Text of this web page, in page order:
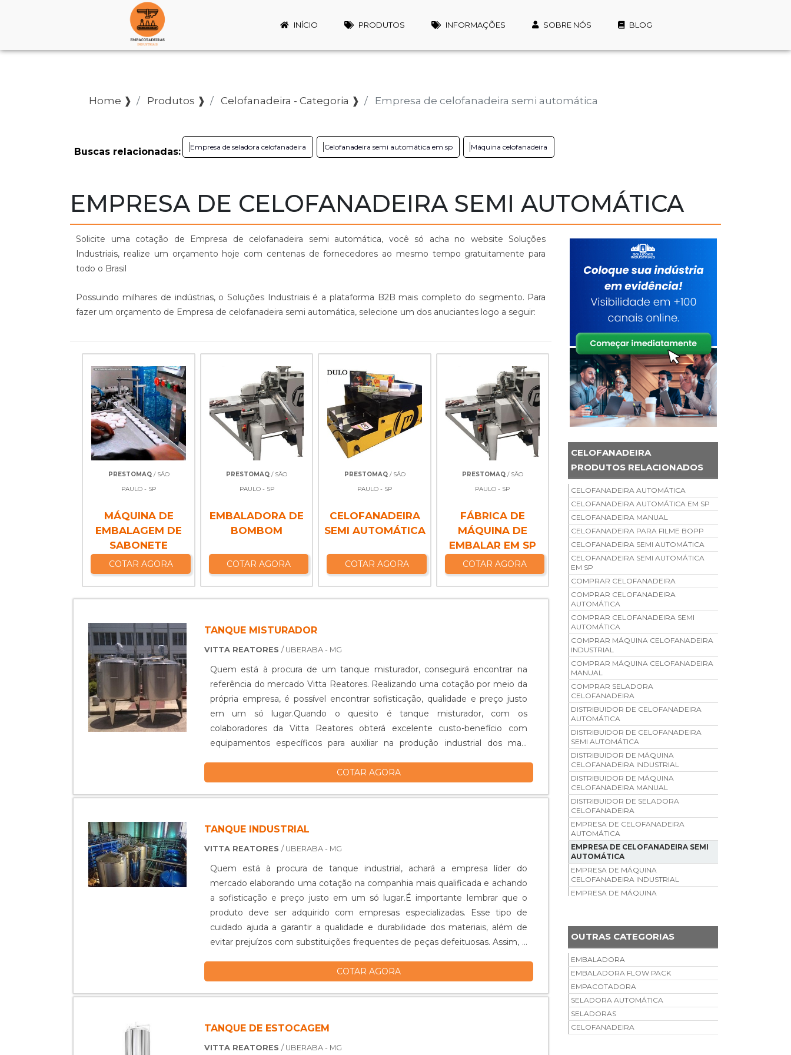
INÍCIO PRODUTOS INFORMAÇÕES SOBRE NÓS BLOG
Home ❱ Produtos ❱ Celofanadeira - Categoria ❱ Empresa de celofanadeira semi automática
Buscas relacionadas: Empresa de seladora celofanadeira Celofanadeira semi automática em sp Máquina celofanadeira
EMPRESA DE CELOFANADEIRA SEMI AUTOMÁTICA
Solicite uma cotação de Empresa de celofanadeira semi automática, você só acha no website Soluções
Industriais, realize um orçamento hoje com centenas de fornecedores ao mesmo tempo gratuitamente para
todo o Brasil
Possuindo milhares de indústrias, o Soluções Industriais é a plataforma B2B mais completo do segmento. Para
fazer um orçamento de Empresa de celofanadeira semi automática, selecione um dos anuciantes logo a seguir:
PRESTOMAQ/ SÃO
PAULO - SP
MÁQUINA DE
EMBALAGEM DE
SABONETE
COTAR AGORA
PRESTOMAQ / SÃO
PAULO - SP
EMBALADORA DE
BOMBOM
COTAR AGORA
PRESTOMAQ/ SÃO
PAULO - SP
CELOFANADEIRA
SEMI AUTOMÁTICA
COTAR AGORA
PRESTOMAQ/ SÃO
PAULO - SP
FÁBRICA DE
MÁQUINA DE
EMBALAR EM SP
COTAR AGORA
TANQUE MISTURADOR
VITTA REATORES / UBERABA - MG
Quem está à procura de um tanque misturador, conseguirá encontrar na
referência do mercado Vitta Reatores. Realizando uma cotação por meio da
própria empresa, é possível encontrar sofisticação, qualidade e preço justo
em um só lugar.Quando o quesito é tanque misturador, com os
colaboradores da Vitta Reatores obterá excelente custo-benefício com
equipamentos específicos para auxiliar na produção industrial dos mais
COTAR AGORA
TANQUE INDUSTRIAL
VITTA REATORES / UBERABA - MG
Quem está à procura de tanque industrial, achará a empresa líder do
mercado elaborando uma cotação na companhia mais qualificada e achando
a sofisticação e preço justo em um só lugar.É importante lembrar que o
produto deve ser adquirido com empresas especializadas. Esse tipo de
cuidado ajuda a garantir a qualidade e durabilidade dos materiais, além de
evitar prejuízos com substituições frequentes de peças defeituosas. Assim, é
COTAR AGORA
TANQUE DE ESTOCAGEM
VITTA REATORES / UBERABA - MG
CELOFANADEIRA
PRODUTOS RELACIONADOS
CELOFANADEIRA AUTOMÁTICA
CELOFANADEIRA AUTOMÁTICA EM SP
CELOFANADEIRA MANUAL
CELOFANADEIRA PARA FILME BOPP
CELOFANADEIRA SEMI AUTOMÁTICA
CELOFANADEIRA SEMI AUTOMÁTICA
EM SP
COMPRAR CELOFANADEIRA
COMPRAR CELOFANADEIRA
AUTOMÁTICA
COMPRAR CELOFANADEIRA SEMI
AUTOMÁTICA
COMPRAR MÁQUINA CELOFANADEIRA
INDUSTRIAL
COMPRAR MÁQUINA CELOFANADEIRA
MANUAL
COMPRAR SELADORA
CELOFANADEIRA
DISTRIBUIDOR DE CELOFANADEIRA
AUTOMÁTICA
DISTRIBUIDOR DE CELOFANADEIRA
SEMI AUTOMÁTICA
DISTRIBUIDOR DE MÁQUINA
CELOFANADEIRA INDUSTRIAL
DISTRIBUIDOR DE MÁQUINA
CELOFANADEIRA MANUAL
DISTRIBUIDOR DE SELADORA
CELOFANADEIRA
EMPRESA DE CELOFANADEIRA
AUTOMÁTICA
EMPRESA DE CELOFANADEIRA SEMI
AUTOMÁTICA
EMPRESA DE MÁQUINA
CELOFANADEIRA INDUSTRIAL
EMPRESA DE MÁQUINA
CELOFANADEIRA
FÁBRICA DE MÁQUINA
CELOFANADEIRA INDUSTRIAL
FORNECEDOR DE CELOFANADEIRA
AUTOMÁTICA
FORNECEDOR DE CELOFANADEIRA
SEMI AUTOMÁTICA
FORNECEDOR DE MÁQUINA
CELOFANADEIRA MANUAL
FORNECEDOR DE SELADORA
OUTRAS CATEGORIAS
EMBALADORA
EMBALADORA FLOW PACK
EMPACOTADORA
SELADORA AUTOMÁTICA
SELADORAS
CELOFANADEIRA